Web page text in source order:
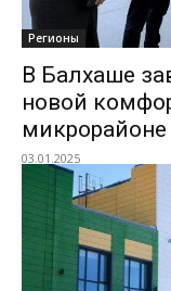
Регионы
В Балхаше
новой
03.01.2025